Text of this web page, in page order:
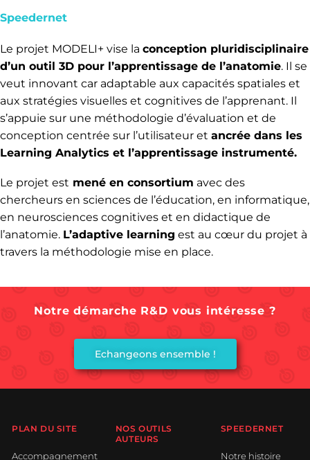
Speedernet
Le projet MODELI+ vise la conception pluridisciplinaire
d’un outil 3D pour l’apprentissage de l’anatomie. Il se
veut innovant car adaptable aux capacités spatiales et
aux stratégies visuelles et cognitives de l’apprenant. Il
s’appuie sur une méthodologie d’évaluation et de
conception centrée sur l’utilisateur et ancrée dans les
Learning Analytics et l’apprentissage instrumenté.
Le projet est mené en consortium avec des
chercheurs en sciences de l’éducation, en informatique,
en neurosciences cognitives et en didactique de
l’anatomie. L’adaptive learning est au cœur du projet à
travers la méthodologie mise en place.
Notre démarche R&D vous intéresse ?
Echangeons ensemble !
PLAN DU SITE
Accompagnement
NOS OUTILS
AUTEURS
SPEEDERNET
Notre histoire